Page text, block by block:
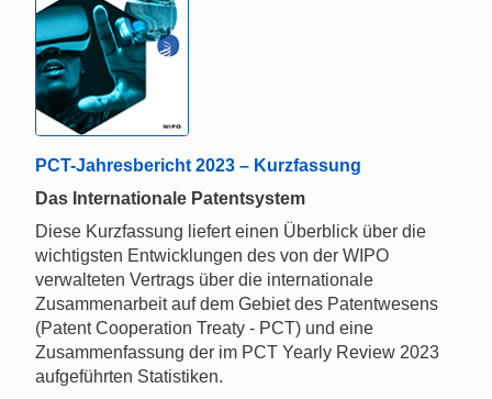
PCT-Jahresbericht 2023 – Kurzfassung
Das Internationale Patentsystem
Diese Kurzfassung liefert einen Überblick über die
wichtigsten Entwicklungen des von der WIPO
verwalteten Vertrags über die internationale
Zusammenarbeit auf dem Gebiet des Patentwesens
(Patent Cooperation Treaty - PCT) und eine
Zusammenfassung der im PCT Yearly Review 2023
aufgeführten Statistiken.